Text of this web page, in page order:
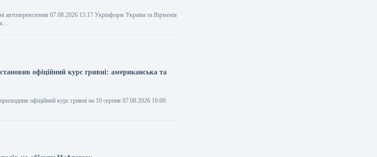
автоперевезення 07.08.2026 15:17 Укрінформ Україна та Вірменія
офіційний курс гривні: американська та
офіційний курс гривні на 10 серпня 07.08.2026 16:00